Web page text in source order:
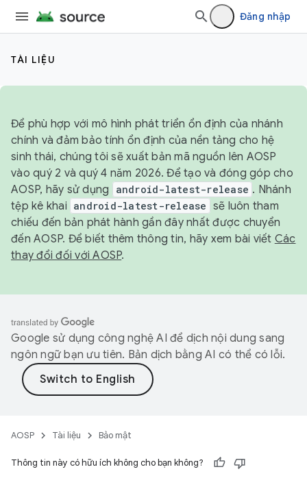
Đăng nhập
TÀI LIỆU
Để phù hợp với mô hình phát triển ổn định của nhánh
chính và đảm bảo tính ổn định của nền tảng cho hệ
sinh thái, chúng tôi sẽ xuất bản mã nguồn lên AOSP
vào quý 2 và quý 4 năm 2026. Để tạo và đóng góp cho
AOSP, hãy sử dụng
android-latest-release . Nhánh
tệp kê khai android-latest-release sẽ luôn tham
chiếu đến bản phát hành gần đây nhất được chuyển
đến AOSP. Để biết thêm thông tin, hãy xem bài viết Các
thay đổi đối với AOSP.
Google sử dụng công nghệ AI để dịch nội dung sang
ngôn ngữ bạn ưu tiên. Bản dịch bằng AI có thể có lỗi.
AOSP Tài liệu Bảo mật
Thông tin này có hữu ích không cho bạn không?